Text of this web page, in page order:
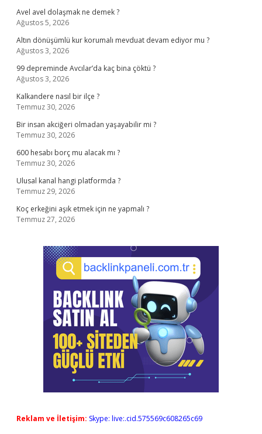
Avel avel dolaşmak ne demek ?
Ağustos 5, 2026
Altın dönüşümlü kur korumalı mevduat devam ediyor mu ?
Ağustos 3, 2026
99 depreminde Avcılar’da kaç bina çöktü ?
Ağustos 3, 2026
Kalkandere nasıl bir ilçe ?
Temmuz 30, 2026
Bir insan akciğeri olmadan yaşayabilir mi ?
Temmuz 30, 2026
600 hesabı borç mu alacak mı ?
Temmuz 30, 2026
Ulusal kanal hangi platformda ?
Temmuz 29, 2026
Koç erkeğini aşık etmek için ne yapmalı ?
Temmuz 27, 2026
Reklam ve İletişim: Skype: live:.cid.575569c608265c69